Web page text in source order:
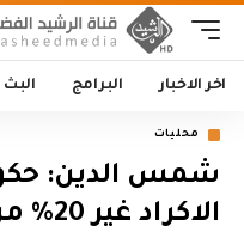
اخر الاخبار البرامج
محليات
شمس الدين:
الاكراد غير 20% من الموازنة